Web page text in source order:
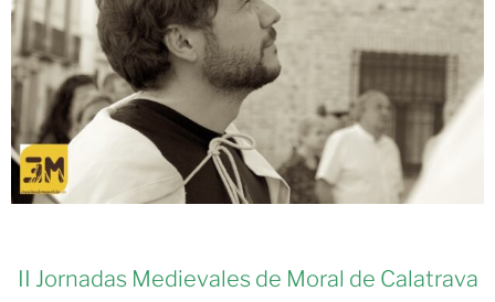
II Jornadas Medievales de Moral de Calatrava